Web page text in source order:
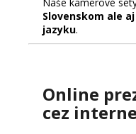
Slovenskom ale
jazyku.
Online
cez